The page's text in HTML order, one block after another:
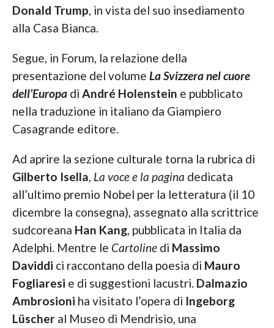
Donald Trump , in vista del suo insediamento
alla Casa Bianca.
Segue, in Forum, la relazione della
presentazione del volume La Svizzera nel cuore
dell’Europa di André Holenstein e pubblicato
nella traduzione in italiano da Giampiero
Casagrande editore.
Ad aprire la sezione culturale torna la rubrica di
Gilberto Isella La voce e la pagina dedicata
all’ultimo premio Nobel per la letteratura (il 10
dicembre la consegna), assegnato alla scrittrice
sudcoreana Han Kang, pubblicata in Italia da
Adelphi. Mentre le Cartolinedi Massimo
Daviddi ci raccontano della poesia di Mauro
Fogliaresi e di suggestioni lacustri. Dalmazio
Ambrosioni ha visitato l’opera di Ingeborg
Lüscheral Museo di Mendrisio, una